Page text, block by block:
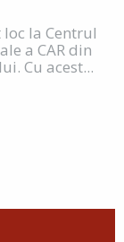
la Centrul
a CAR din
Cu acest...